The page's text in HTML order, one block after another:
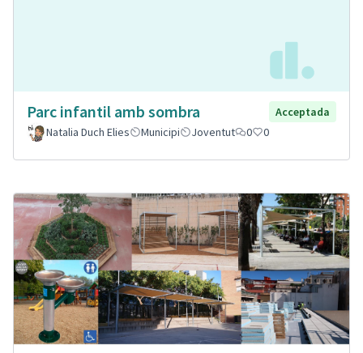
Parc infantil amb sombra
Acceptada
Natalia Duch Elies
Municipi Joventut 0 0